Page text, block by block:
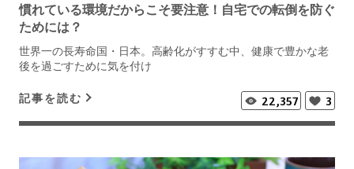
慣れている環境だからこそ要注意！自宅での転倒を防ぐ
ためには？
世界一の長寿命国・日本。高齢化がすすむ中、健康で豊かな老
後を過ごすために気を付け
記事を読む 22,357 3